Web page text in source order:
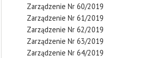
Zarządzenie Nr 60/2019
Zarządzenie Nr 61/2019
Zarządzenie Nr 62/2019
Zarządzenie Nr 63/2019
Zarządzenie Nr 64/2019